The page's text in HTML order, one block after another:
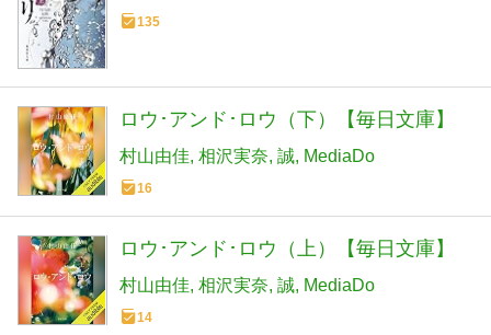
135
ロウ･アンド･ロウ（下）【毎日文庫】
村山由佳 相沢実奈 誠 MediaDo
16
ロウ･アンド･ロウ（上）【毎日文庫】
村山由佳 相沢実奈 誠 MediaDo
14